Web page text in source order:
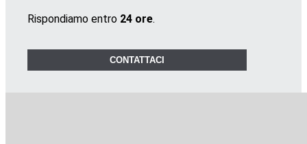
Rispondiamo entro 24 ore.
CONTATTACI